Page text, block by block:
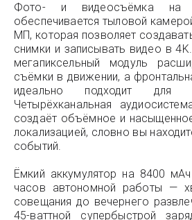
Фото- и видеосъёмка на
обеспечивается тыловой
МП, которая позволяет
снимки и записывать видео в
мегапиксельный модуль
съёмки в движении, а
идеально подходит для
Четырёхканальная
создаёт объёмное и
локализацией, словно вы
событий.
Ёмкий аккумулятор на 8400
часов автономной работы —
совещания до вечернего
45-ваттной супербыстрой